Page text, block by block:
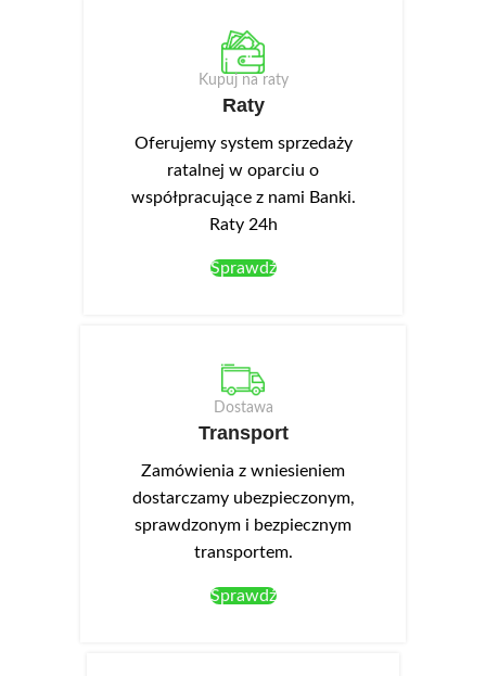
Kupuj na raty
Raty
Oferujemy system sprzedaży
ratalnej w oparciu o
współpracujące z nami Banki.
Raty 24h
Sprawdź
Dostawa
Transport
Zamówienia z wniesieniem
dostarczamy ubezpieczonym,
sprawdzonym i bezpiecznym
transportem.
Sprawdź